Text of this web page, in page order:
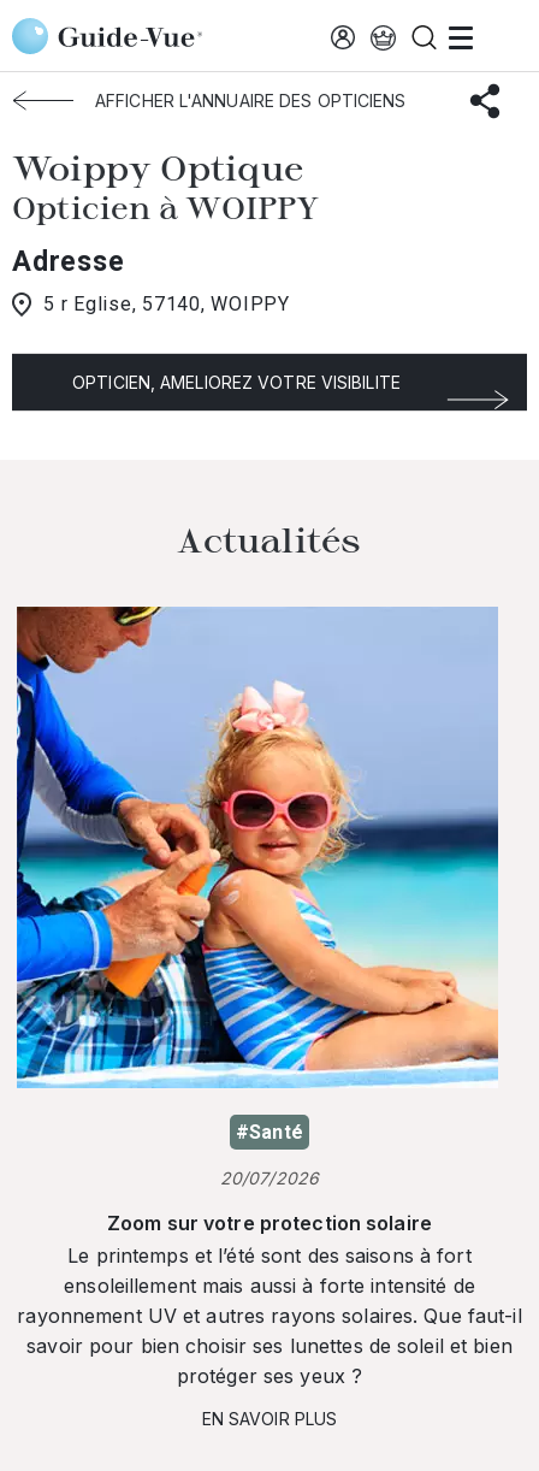
Aller au contenu principal
Accueil Choisir mon opticien Woippy Optique
AFFICHER L'ANNUAIRE DES OPTICIENS
Woippy Optique
Opticien à WOIPPY
Adresse
5 r Eglise, 57140, WOIPPY
OPTICIEN, AMELIOREZ VOTRE VISIBILITE
Actualités
#Santé
20/07/2026
Zoom sur votre protection solaire
Le printemps et l’été sont des saisons à fort
ensoleillement mais aussi à forte intensité de
rayonnement UV et autres rayons solaires. Que faut-il
savoir pour bien choisir ses lunettes de soleil et bien
protéger ses yeux ?
EN SAVOIR PLUS